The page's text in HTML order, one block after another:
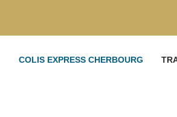
COLIS EXPRESS CHERBOURG